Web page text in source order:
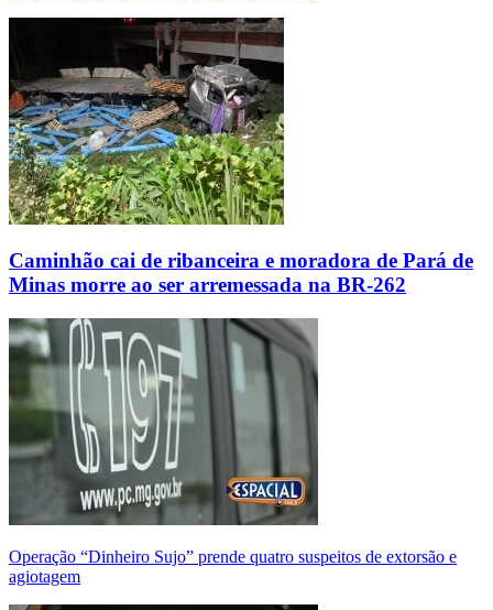
Caminhão cai de ribanceira e moradora de Pará de
Minas morre ao ser arremessada na BR-262
Operação “Dinheiro Sujo” prende quatro suspeitos de extorsão e
agiotagem